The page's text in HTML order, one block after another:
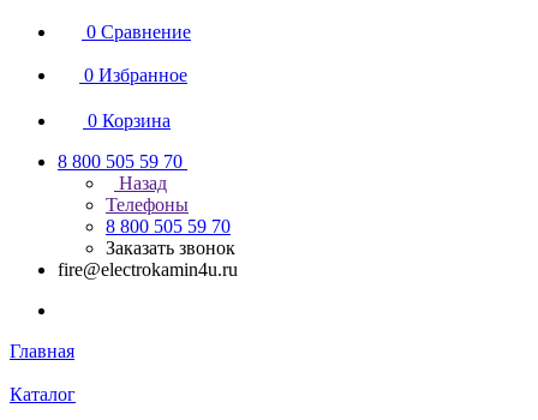
0 Сравнение
0 Избранное
0 Корзина
8 800 505 59 70
Назад
Телефоны
8 800 505 59 70
Заказать звонок
fire@electrokamin4u.ru
Главная
Каталог